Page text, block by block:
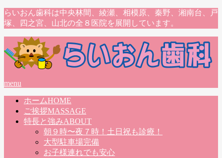
らいおん歯科は中央林間、綾瀬、相模原、秦野、湘南台、戸
塚、四之宮、山北の全８医院を展開しています。
menu
ホームHOME
ご挨拶MASSAGE
特長と強みABOUT
朝９時〜夜７時！土日祝も診療！
大型駐車場完備
お子様連れでも安心